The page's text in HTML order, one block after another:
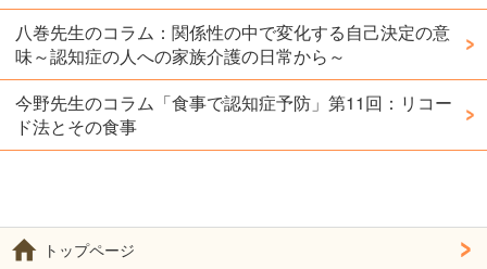
八巻先生のコラム：関係性の中で変化する自己決定の意
味～認知症の人への家族介護の日常から～
今野先生のコラム「食事で認知症予防」第11回：リコー
ド法とその食事
トップページ